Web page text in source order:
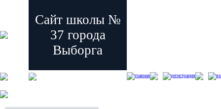
Сайт школы №
37 города
Выборга
главная регистрация